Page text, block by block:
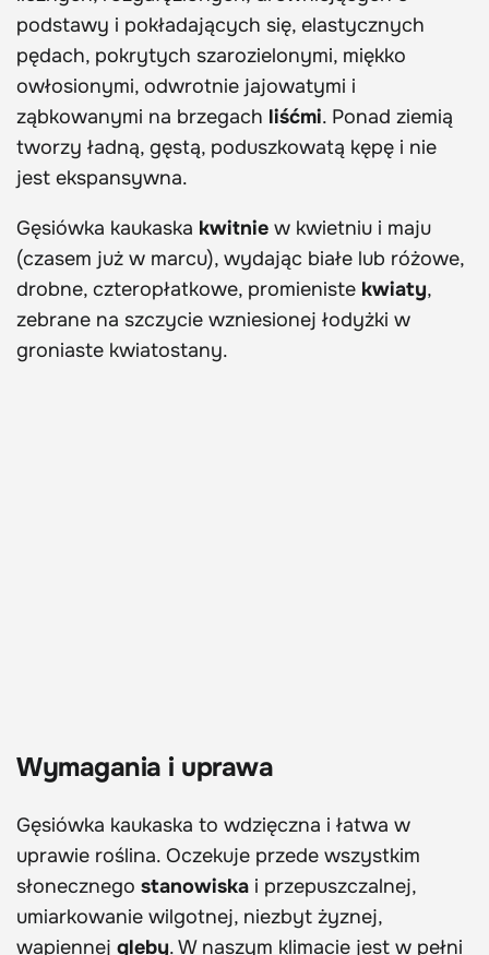
podstawy i pokładających się, elastycznych
pędach, pokrytych szarozielonymi, miękko
owłosionymi, odwrotnie jajowatymi i
ząbkowanymi na brzegach liśćmi. Ponad ziemią
tworzy ładną, gęstą, poduszkowatą kępę i nie
jest ekspansywna.
Gęsiówka kaukaska kwitnie w kwietniu i maju
(czasem już w marcu), wydając białe lub różowe,
drobne, czteropłatkowe, promieniste kwiaty,
zebrane na szczycie wzniesionej łodyżki w
groniaste kwiatostany.
Wymagania i uprawa
Gęsiówka kaukaska to wdzięczna i łatwa w
uprawie roślina. Oczekuje przede wszystkim
słonecznego stanowiska i przepuszczalnej,
umiarkowanie wilgotnej, niezbyt żyznej,
wapiennej gleby. W naszym klimacie jest w pełni